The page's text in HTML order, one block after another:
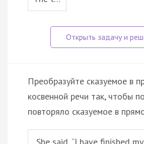
Преобразуйте сказуемое в
косвенной речи так, чтобы
повторяло сказуемое в
She said, “I have finished